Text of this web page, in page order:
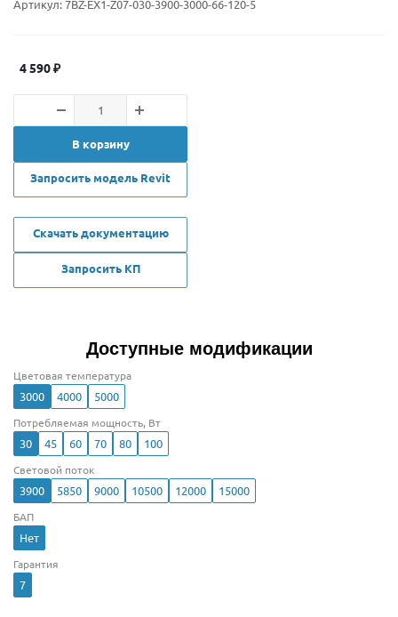
Артикул:7BZ-EX1-Z07-030-3900-3000-66-120-5
4 590₽
В корзину
Запросить модель Revit
Скачать документацию
Запросить КП
Доступные модификации
Цветовая температура
3000 4000 5000
Потребляемая мощность, Вт
30 45 60 70 80 100
Световой поток
3900 5850 9000 10500 12000 15000
БАП
Нет
Гарантия
7